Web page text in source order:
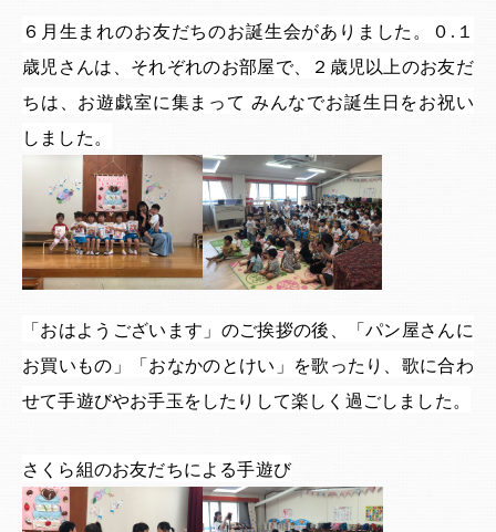
６月生まれのお友だちのお誕生会がありました。０.１
歳児さんは、それぞれのお部屋で、２歳児以上のお友だ
ちは、お遊戯室に集まって みんなでお誕生日をお祝い
しました。
「おはようございます」のご挨拶の後、「パン屋さんに
お買いもの」「おなかのとけい」を歌ったり、歌に合わ
せて手遊びやお手玉をしたりして楽しく過ごしました。
さくら組のお友だちによる手遊び